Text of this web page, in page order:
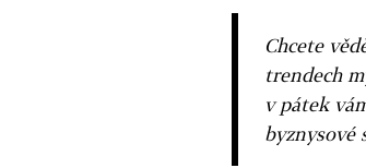
Chcete
trendech
v pátek
byznysové